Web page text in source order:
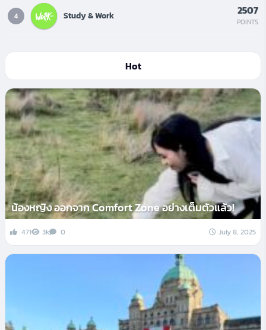
4 Study & Work 2507
POINTS
Hot
น้องหญิง ออกจาก Comfort Zone อย่างเต็มตัวแล้ว!
471 3k 0 July 8, 2025